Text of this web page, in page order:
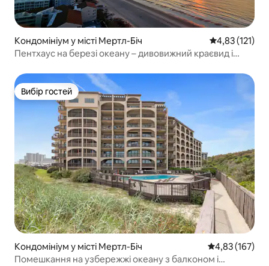
Кондомініум у місті Мертл-Біч Середня
4,83 (121)
Пентхаус на березі океану – дивовижний краєвид і
Вибір гостей
Вибір гостей
Кондомініум у місті Мертл-Біч Середня
4,83 (167)
Помешкання на узбережжі океану з балконом і